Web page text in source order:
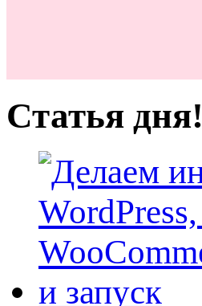
Статья дня!